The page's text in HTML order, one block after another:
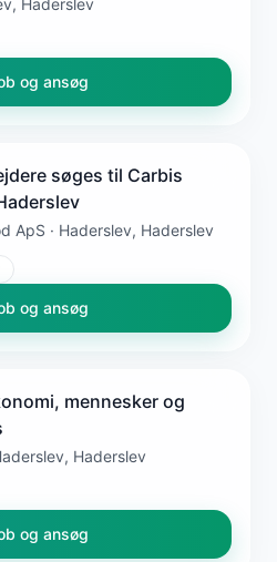
og ansøg
søges til Carbis
ApS · Haderslev, Haderslev
og ansøg
mennesker og
Haderslev
og ansøg